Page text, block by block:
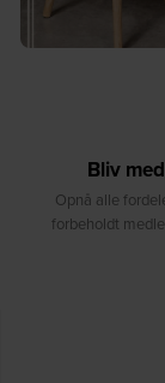
Bliv
Opnå alle
forbeholdt